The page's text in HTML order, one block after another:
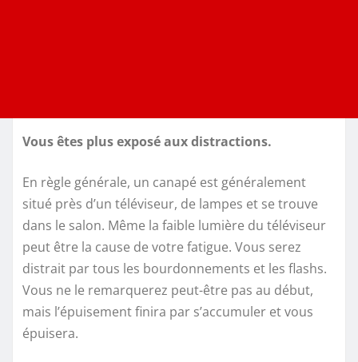
Vous êtes plus exposé aux distractions.
En règle générale, un canapé est généralement
situé près d’un téléviseur, de lampes et se trouve
dans le salon. Même la faible lumière du téléviseur
peut être la cause de votre fatigue. Vous serez
distrait par tous les bourdonnements et les flashs.
Vous ne le remarquerez peut-être pas au début,
mais l’épuisement finira par s’accumuler et vous
épuisera.